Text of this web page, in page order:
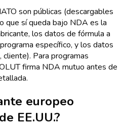
son públicas (descargables
que sí queda bajo NDA es la
los datos de fórmula a
específico, y los datos
Para programas
firma NDA mutuo antes de
europeo
EE.UU.?